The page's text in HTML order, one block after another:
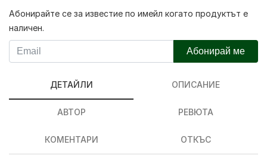
Абонирайте се за известие по имейл когато продуктът е
наличен.
Абонирай ме
ДЕТАЙЛИ ОПИСАНИЕ
АВТОР РЕВЮТА
КОМЕНТАРИ ОТКЪС